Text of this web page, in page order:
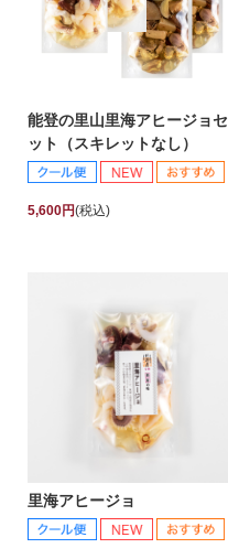
能登の里山里海アヒージョセ
ット（スキレットなし）
5,600円(税込)
里海アヒージョ